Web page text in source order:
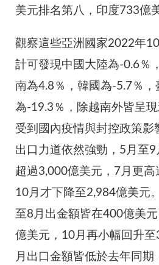
美元排名第八，印度733億
觀察這些亞洲國家2022年
計可發現中國大陸為-0.6％
南為4.8％，韓國為-5.7％
為-19.3％，除越南外皆呈
受到國內疫情與封控政策影
出口力道依然強勁，5月至
超過3,000億美元，7月更高
10月才下降至2,984億美元
至8月出金額皆在400億美
億美元，10月再小幅回升
月出口金額皆低於去年同期